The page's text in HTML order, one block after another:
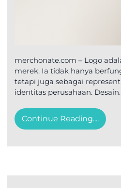
merchonate.com – Logo
merek. Ia tidak hanya
tetapi juga sebagai
identitas perusahaan.
Continue Reading....